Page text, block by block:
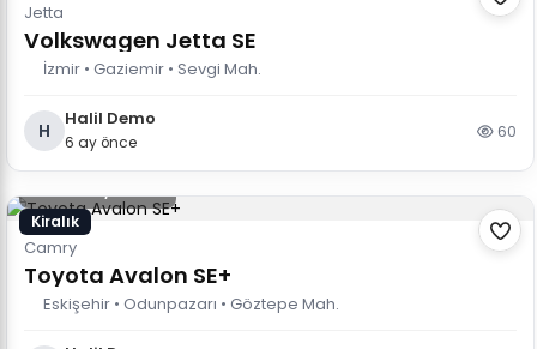
Jetta
Volkswagen Jetta SE
İzmir • Gaziemir • Sevgi Mah.
H
Halil Demo
6 ay önce
60
Kiralık
4.000 TL
Camry
Toyota Avalon SE+
Eskişehir • Odunpazarı • Göztepe Mah.